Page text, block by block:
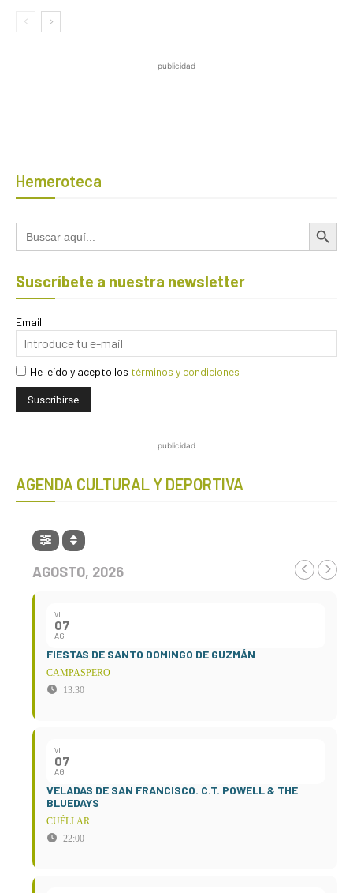
publicidad
Hemeroteca
Buscar: Botón de
Suscríbete a nuestra newsletter
Email
He leído y acepto los términos y condiciones
publicidad
AGENDA CULTURAL Y DEPORTIVA
AGOSTO, 2026
VI
07
AG
FIESTAS DE SANTO DOMINGO DE GUZMÁN
CAMPASPERO
13:30
VI
07
AG
VELADAS DE SAN FRANCISCO. C.T. POWELL & THE
BLUEDAYS
CUÉLLAR
22:00